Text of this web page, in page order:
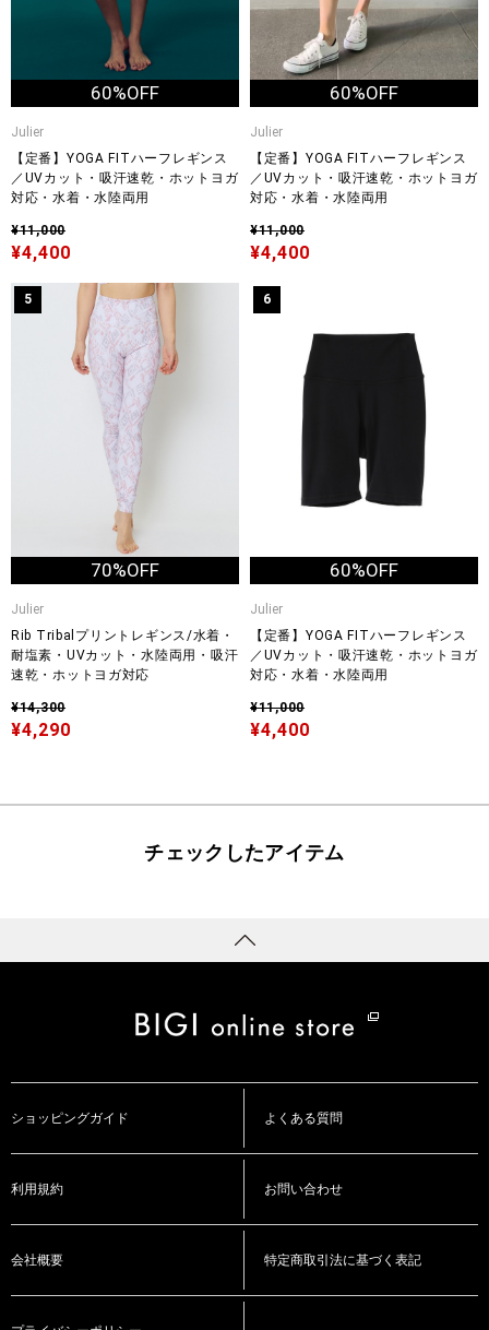
60%OFF
Julier
【定番】YOGA FITハーフレギンス
／UVカット・吸汗速乾・ホットヨガ
対応・水着・水陸両用
¥11,000
¥4,400
60%OFF
Julier
【定番】YOGA FITハーフレギンス
／UVカット・吸汗速乾・ホットヨガ
対応・水着・水陸両用
¥11,000
¥4,400
5
70%OFF
Julier
Rib Tribalプリントレギンス/水着・
耐塩素・UVカット・水陸両用・吸汗
速乾・ホットヨガ対応
¥14,300
¥4,290
6
60%OFF
Julier
【定番】YOGA FITハーフレギンス
／UVカット・吸汗速乾・ホットヨガ
対応・水着・水陸両用
¥11,000
¥4,400
チェックしたアイテム
ショッピングガイド よくある質問
利用規約 お問い合わせ
会社概要 特定商取引法に基づく表記